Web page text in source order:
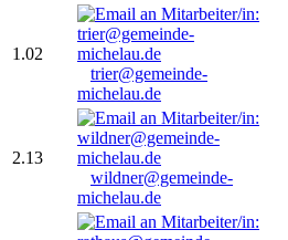
1.02
trier@gemeinde-
michelau.de
2.13
wildner@gemeinde-
michelau.de